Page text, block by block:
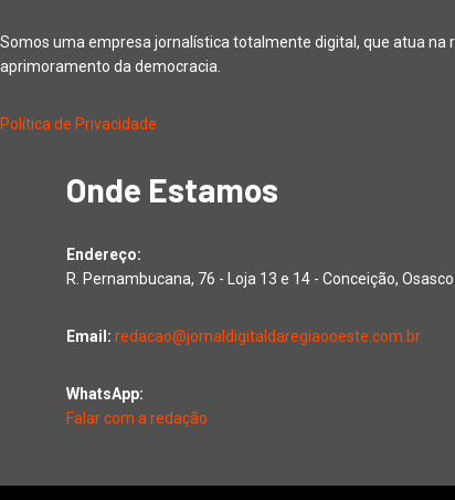
Somos uma empresa jornalística totalmente digital, que atua na
aprimoramento da democracia.
Política de Privacidade
Onde Estamos
Endereço:
R. Pernambucana, 76 - Loja 13 e 14 - Conceição,
Email: redacao@jornaldigitaldaregiaooeste.com.br
WhatsApp:
Falar com a redação